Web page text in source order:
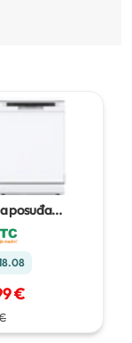
posuđa
PP60BCM6
€